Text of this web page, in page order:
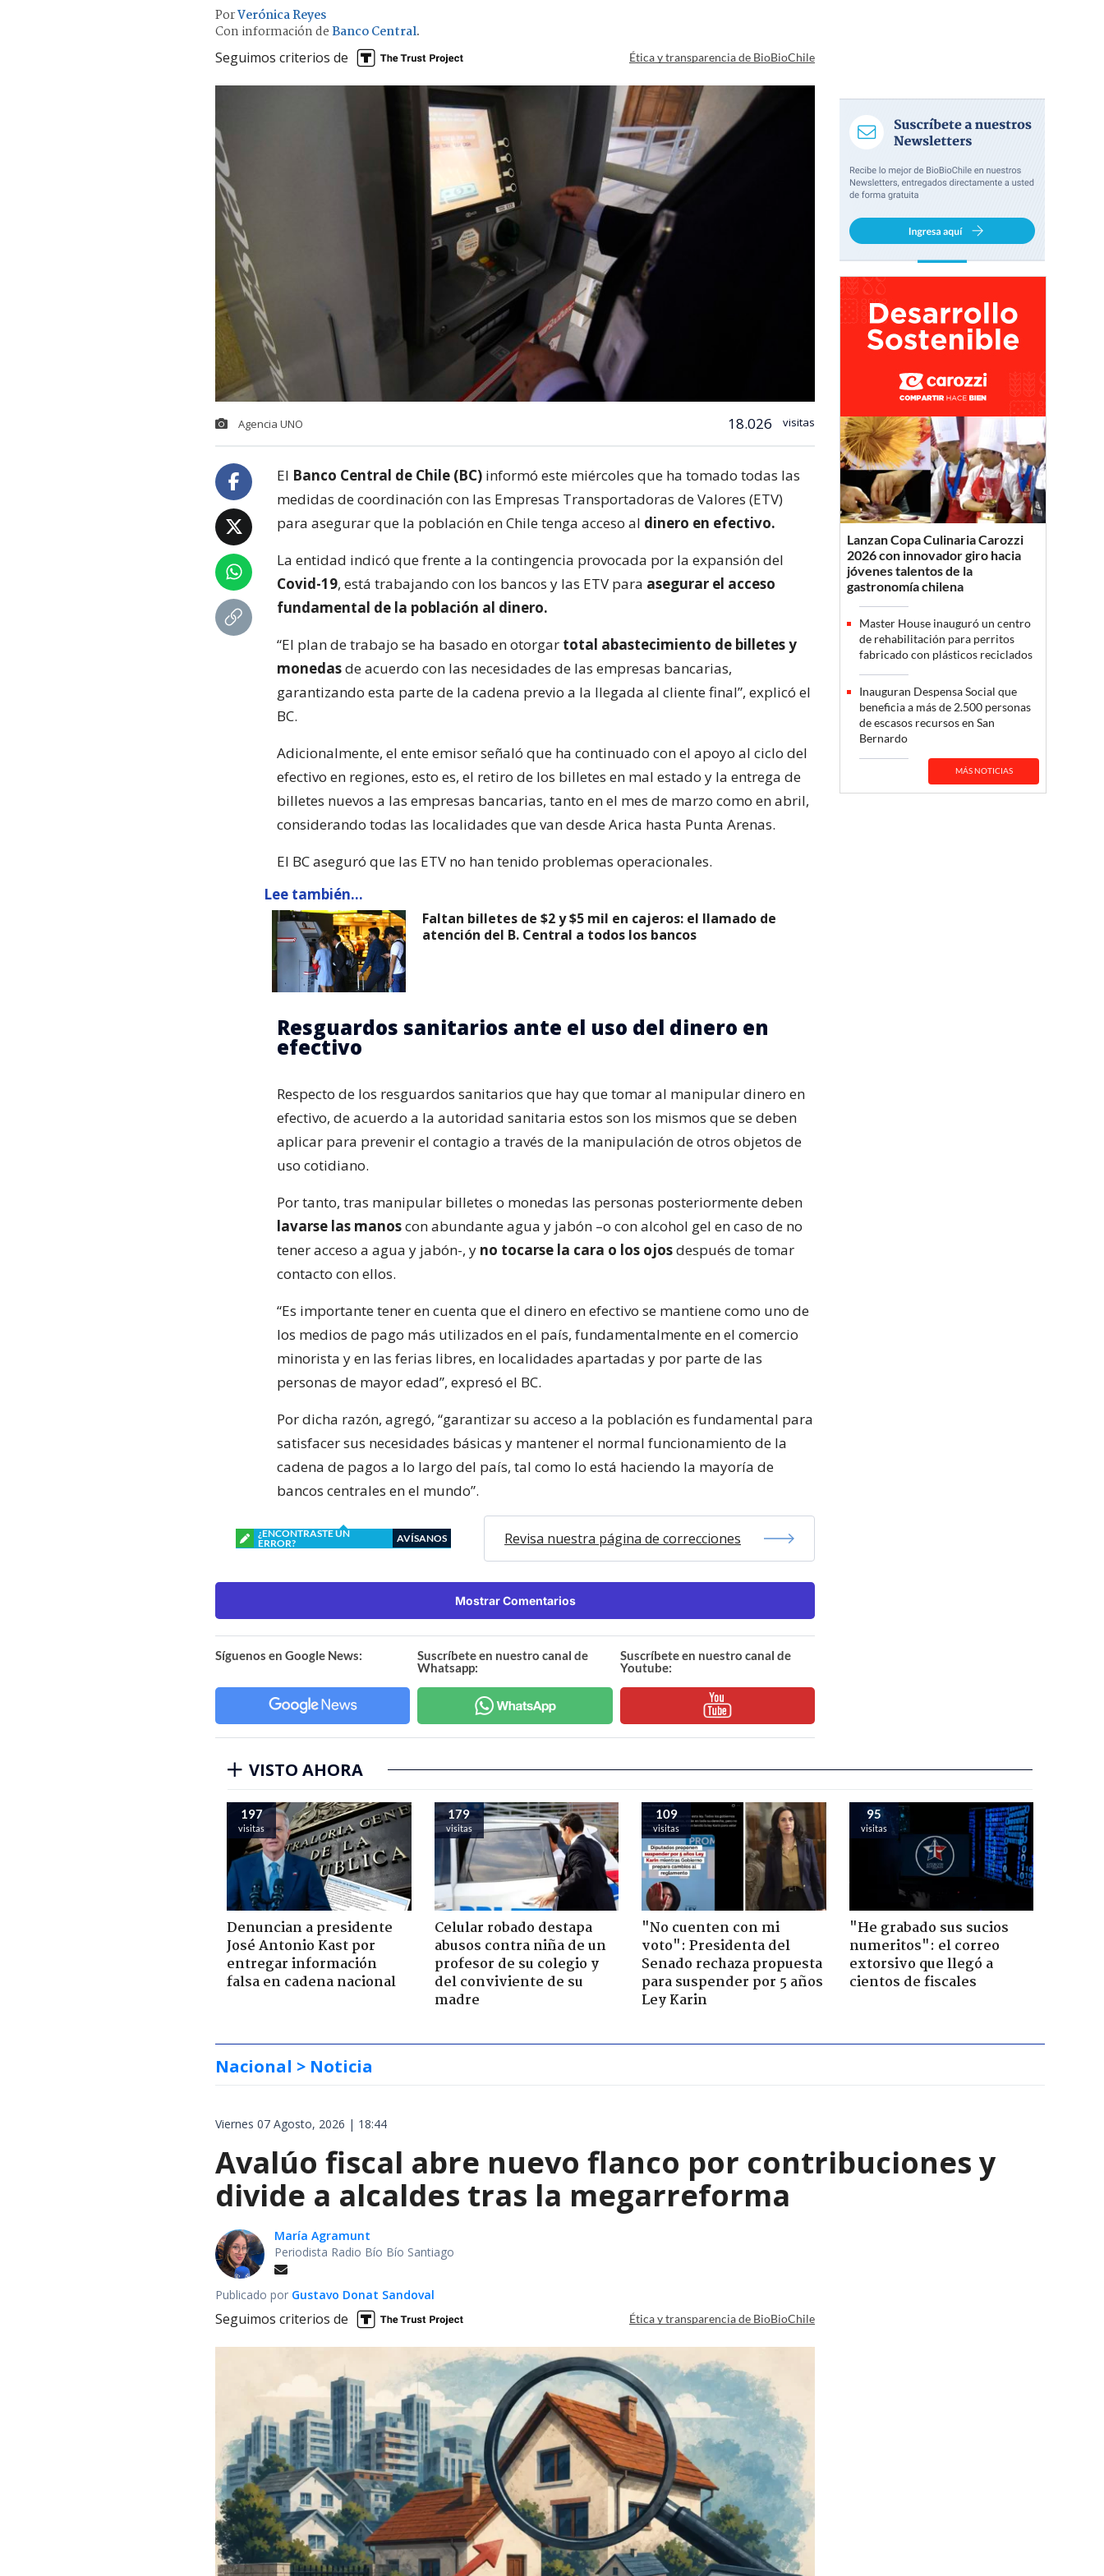
PorVerónica Reyes
Con información de Banco Central.
Seguimos criterios de Ética y transparencia de BioBioChile
Agencia UNO 18.026 visitas
El Banco Central de Chile (BC) informó este miércoles que ha tomado todas las
medidas de coordinación con las Empresas Transportadoras de Valores (ETV)
para asegurar que la población en Chile tenga acceso al dinero en efectivo.
La entidad indicó que frente a la contingencia provocada por la expansión del
Covid-19, está trabajando con los bancos y las ETV para asegurar el acceso
fundamental de la población al dinero.
“El plan de trabajo se ha basado en otorgar total abastecimiento de billetes y
monedasde acuerdo con las necesidades de las empresas bancarias,
garantizando esta parte de la cadena previo a la llegada al cliente final”, explicó el
BC.
Adicionalmente, el ente emisor señaló que ha continuado con el apoyo al ciclo del
efectivo en regiones, esto es, el retiro de los billetes en mal estado y la entrega de
billetes nuevos a las empresas bancarias, tanto en el mes de marzo como en abril,
considerando todas las localidades que van desde Arica hasta Punta Arenas.
El BC aseguró que las ETV no han tenido problemas operacionales.
Lee también...
Faltan billetes de $2 y $5 mil en cajeros: el llamado de
atención del B. Central a todos los bancos
Resguardos sanitarios ante el uso del dinero en
efectivo
Respecto de los resguardos sanitarios que hay que tomar al manipular dinero en
efectivo, de acuerdo a la autoridad sanitaria estos son los mismos que se deben
aplicar para prevenir el contagio a través de la manipulación de otros objetos de
uso cotidiano.
Por tanto, tras manipular billetes o monedas las personas posteriormente deben
lavarse las manoscon abundante agua y jabón –o con alcohol gel en caso de no
tener acceso a agua y jabón-, y no tocarse la cara o los ojosdespués de tomar
contacto con ellos.
“Es importante tener en cuenta que el dinero en efectivo se mantiene como uno de
los medios de pago más utilizados en el país, fundamentalmente en el comercio
minorista y en las ferias libres, en localidades apartadas y por parte de las
personas de mayor edad”, expresó el BC.
Por dicha razón, agregó, “garantizar su acceso a la población es fundamental para
satisfacer sus necesidades básicas y mantener el normal funcionamiento de la
cadena de pagos a lo largo del país, tal como lo está haciendo la mayoría de
bancos centrales en el mundo”.
¿ENCONTRASTE UN
ERROR?
AVÍSANOS Revisa nuestra página de correcciones
Mostrar Comentarios
Síguenos en Google News:
Suscríbete en nuestro canal de
Whatsapp:
Suscríbete en nuestro canal de
Youtube:
Lanzan Copa Culinaria Carozzi
2026 con innovador giro hacia
jóvenes talentos de la
gastronomía chilena
Master House inauguró un centro
de rehabilitación para perritos
fabricado con plásticos reciclados
Inauguran Despensa Social que
beneficia a más de 2.500 personas
de escasos recursos en San
Bernardo
MÁS NOTICIAS
VISTO AHORA
197
visitas
Denuncian a presidente
José Antonio Kast por
entregar información
falsa en cadena nacional
179
visitas
Celular robado destapa
abusos contra niña de un
profesor de su colegio y
del conviviente de su
madre
109
visitas
"No cuenten con mi
voto": Presidenta del
Senado rechaza propuesta
para suspender por 5 años
Ley Karin
95
visitas
"He grabado sus sucios
numeritos": el correo
extorsivo que llegó a
cientos de fiscales
Nacional > Noticia
Viernes 07 Agosto, 2026 | 18:44
Avalúo fiscal abre nuevo flanco por contribuciones y
divide a alcaldes tras la megarreforma
María Agramunt
Periodista Radio Bío Bío Santiago
Publicado por Gustavo Donat Sandoval
Seguimos criterios de Ética y transparencia de BioBioChile